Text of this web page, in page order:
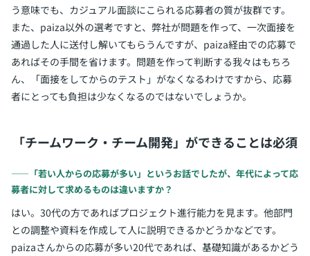
う意味でも、カジュアル面談にこられる応募者の質が抜群です。
また、paiza以外の選考ですと、弊社が問題を作って、一次面接を
通過した人に送付し解いてもらうんですが、paiza経由での応募で
あればその手間を省けます。問題を作って判断する我々はもちろ
ん、「面接をしてからのテスト」がなくなるわけですから、応募
者にとっても負担は少なくなるのではないでしょうか。
「チームワーク・チーム開発」ができることは必須
――「若い人からの応募が多い」というお話でしたが、年代によって応
募者に対して求めるものは違いますか？
はい。30代の方であればプロジェクト進行能力を見ます。他部門
との調整や資料を作成して人に説明できるかどうかなどです。
paizaさんからの応募が多い20代であれば、基礎知識があるかどう